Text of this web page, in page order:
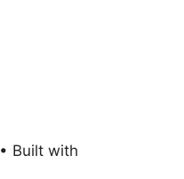
• Built with